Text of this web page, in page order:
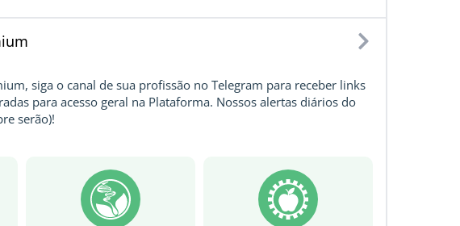
siga o canal de sua profissão no Telegram para receber links
para acesso geral na Plataforma. Nossos alertas diários do
serão)!